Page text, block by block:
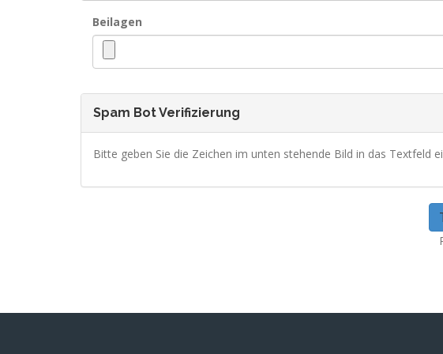
Beilagen
Spam Bot Verifizierung
Bitte geben Sie die Zeichen im unten stehende Bild in das Textfeld